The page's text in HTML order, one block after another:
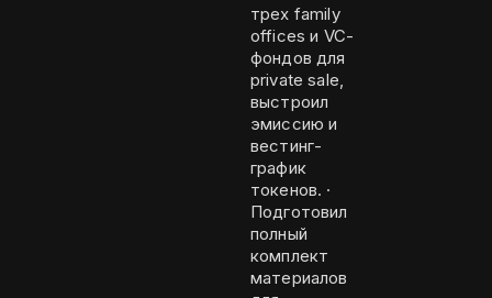
трех family
offices и VC-
фондов для
private sale,
выстроил
эмиссию и
вестинг-
график
токенов. ·
Подготовил
полный
комплект
материалов